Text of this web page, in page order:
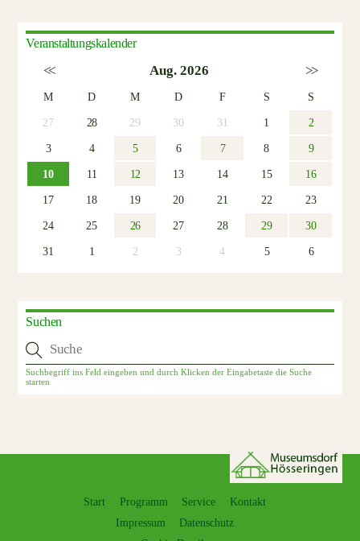
Veranstaltungskalender
<< Aug. 2026 >>
M D M D F S
S
27
28 29 30 31 1
2
3
4 5 6 7 8
9
10
11 12 13 14 15
16
17
18 19 20 21 22
23
24
25 26 27 28 29
30
31
1 2 3 4 5 6
Suchen
Start Programm Service
Kontakt
Impressum
Datenschutz